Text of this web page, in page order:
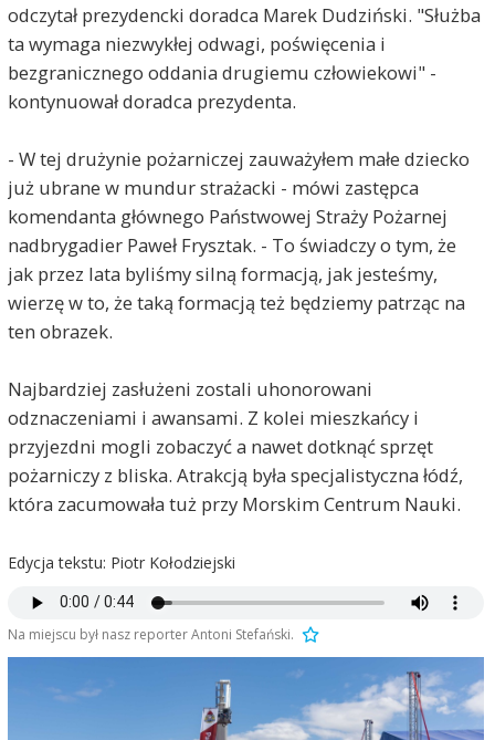
odczytał prezydencki doradca Marek Dudziński. "Służba
ta wymaga niezwykłej odwagi, poświęcenia i
bezgranicznego oddania drugiemu człowiekowi" -
kontynuował doradca prezydenta.
- W tej drużynie pożarniczej zauważyłem małe dziecko
już ubrane w mundur strażacki - mówi zastępca
komendanta głównego Państwowej Straży Pożarnej
nadbrygadier Paweł Frysztak. - To świadczy o tym, że
jak przez lata byliśmy silną formacją, jak jesteśmy,
wierzę w to, że taką formacją też będziemy patrząc na
ten obrazek.
Najbardziej zasłużeni zostali uhonorowani
odznaczeniami i awansami. Z kolei mieszkańcy i
przyjezdni mogli zobaczyć a nawet dotknąć sprzęt
pożarniczy z bliska. Atrakcją była specjalistyczna łódź,
która zacumowała tuż przy Morskim Centrum Nauki.
Edycja tekstu: Piotr Kołodziejski
Na miejscu był nasz reporter Antoni Stefański.